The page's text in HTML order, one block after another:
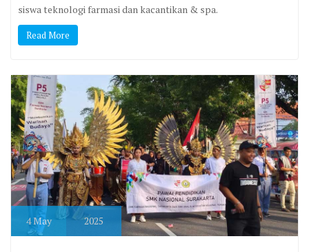
siswa teknologi farmasi dan kacantikan & spa.
Read More
4May 2025